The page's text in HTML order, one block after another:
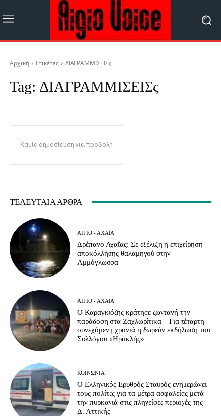
Αρχική Ετικέτες ΔΙΑΓΡΑΜΜΙΣΕΙΣς
Tag: ΔΙΑΓΡΑΜΜΙΣΕΙΣς
Καμία δημοσίευση για προβολή
ΤΕΛΕΥΤΑΊΑ ΆΡΘΡΑ
ΑΊΓΙΟ - ΑΧΑΪ́Α
Δρέπανο Αχαΐας: Σε εξέλιξη η επιχείρηση
αποκόλλησης θαλαμηγού στην
Αμμόγλωσσα
ΑΊΓΙΟ - ΑΧΑΪ́Α
Ο Καραγκιόζης κράτησε ζωντανή την
παράδοση στα Ζαχλωρίτικα – Για τέταρτη
συνεχόμενη χρονιά η δωρεάν εκδήλωση του
Συλλόγου «Ηρακλής»
ΚΟΙΝΩΝΊΑ
Ο Ελληνικός Ερυθρός Σταυρός ενημερώνει
τους πολίτες για τα μέτρα ασφαλείας μετά
την πυρκαγιά στις πληγείσες περιοχές της
Δ. Αττικής